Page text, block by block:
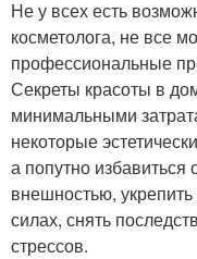
Не у всех есть
косметолога, не все
профессиональные
Секреты красоты в
минимальными
некоторые
а попутно избавиться
внешностью,
силах, снять
стрессов.